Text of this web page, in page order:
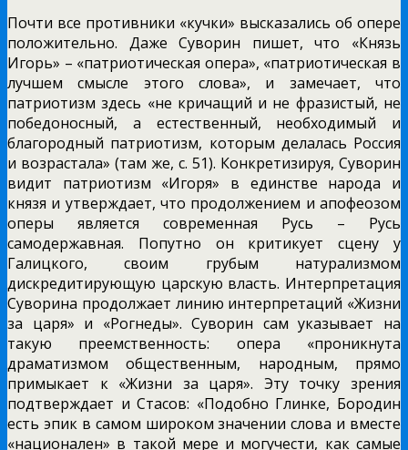
Почти все противники «кучки» высказались об опере
положительно. Даже Суворин пишет, что «Князь
Игорь» – «патриотическая опера», «патриотическая в
лучшем смысле этого слова», и замечает, что
патриотизм здесь «не кричащий и не фразистый, не
победоносный, а естественный, необходимый и
благородный патриотизм, которым делалась Россия
и возрастала» (там же, с. 51). Конкретизируя, Суворин
видит патриотизм «Игоря» в единстве народа и
князя и утверждает, что продолжением и апофеозом
оперы является современная Русь – Русь
самодержавная. Попутно он критикует сцену у
Галицкого, своим грубым натурализмом
дискредитирующую царскую власть. Интерпретация
Суворина продолжает линию интерпретаций «Жизни
за царя» и «Рогнеды». Суворин сам указывает на
такую преемственность: опера «проникнута
драматизмом общественным, народным, прямо
примыкает к «Жизни за царя». Эту точку зрения
подтверждает и Стасов: «Подобно Глинке, Бородин
есть эпик в самом широком значении слова и вместе
«национален» в такой мере и могучести, как самые